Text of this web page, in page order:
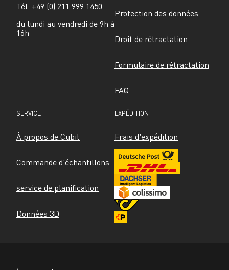
Tél. +49 (0) 211 999 1450
du lundi au vendredi de 9h à
16h
Protection des données
Droit de rétractation
Formulaire de rétractation
FAQ
SERVICE
À propos de Cubit
Commande d'échantillons
service de planification
Données 3D
EXPÉDITION
Frais d'expédition